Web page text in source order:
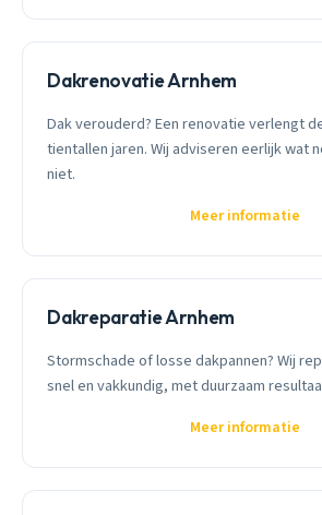
Dakrenovatie Arnhem
Dak verouderd? Een renovatie verlengt
tientallen jaren. Wij adviseren eerlijk wat
niet.
Meer informatie
Dakreparatie Arnhem
Stormschade of losse dakpannen? Wij
snel en vakkundig, met duurzaam
Meer informatie